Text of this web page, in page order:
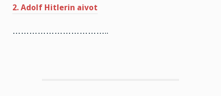
2. Adolf Hitlerin aivot
……………………………..